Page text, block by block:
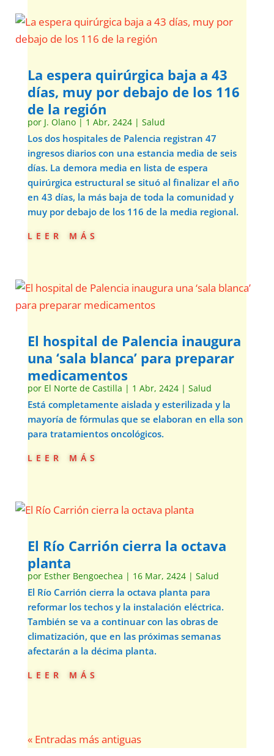
La espera quirúrgica baja a 43
días, muy por debajo de los 116
de la región
por J. Olano| 1 Abr, 2424| Salud
Los dos hospitales de Palencia registran 47
ingresos diarios con una estancia media de seis
días. La demora media en lista de espera
quirúrgica estructural se situó al finalizar el año
en 43 días, la más baja de toda la comunidad y
muy por debajo de los 116 de la media regional.
leer más
El hospital de Palencia inaugura
una ‘sala blanca’ para preparar
medicamentos
por El Norte de Castilla | 1 Abr, 2424| Salud
Está completamente aislada y esterilizada y la
mayoría de fórmulas que se elaboran en ella son
para tratamientos oncológicos.
leer más
El Río Carrión cierra la octava
planta
por Esther Bengoechea | 16 Mar, 2424| Salud
El Río Carrión cierra la octava planta para
reformar los techos y la instalación eléctrica.
También se va a continuar con las obras de
climatización, que en las próximas semanas
afectarán a la décima planta.
leer más
« Entradas más antiguas